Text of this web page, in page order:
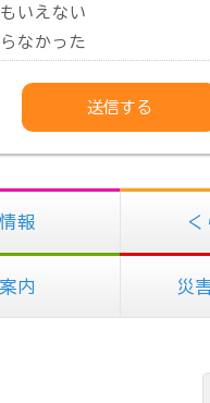
いえない
なかった
報
内 災